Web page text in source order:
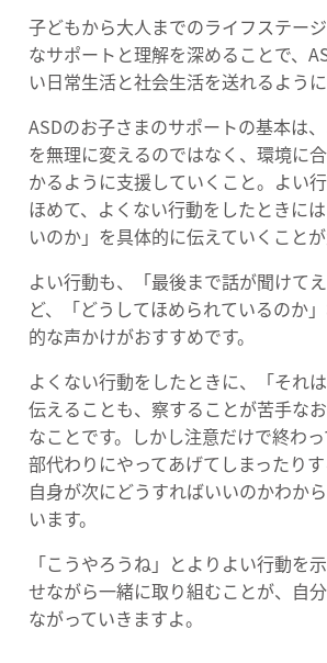
子どもから大人までのライフステー
なサポートと理解を深めることで、
い日常生活と社会生活を送れるように
ASDのお子さまのサポートの基本は
を無理に変えるのではなく、環境に
かるように支援していくこと。よい
ほめて、よくない行動をしたときに
いのか」を具体的に伝えていくことが
よい行動も、「最後まで話が聞けて
ど、「どうしてほめられているのか
的な声かけがおすすめです。
よくない行動をしたときに、「それ
伝えることも、察することが苦手な
なことです。しかし注意だけで終わ
部代わりにやってあげてしまったり
自身が次にどうすればいいのかわか
います。
「こうやろうね」とよりよい行動を
せながら一緒に取り組むことが、自
ながっていきますよ。